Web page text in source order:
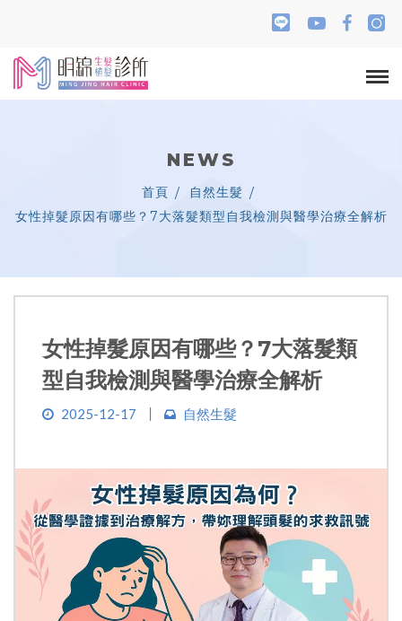
NEWS
首頁
自然生髮
女性掉髮原因有哪些？7大落髮類型自我檢測與醫學治療全解析
女性掉髮原因有哪些？7大落髮類
型自我檢測與醫學治療全解析
2025-12-17 自然生髮